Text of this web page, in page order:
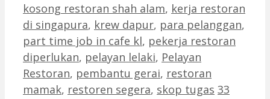
kosong restoran shah alam, kerja restoran
di singapura, krew dapur, para pelanggan,
part time job in cafe kl, pekerja restoran
diperlukan, pelayan lelaki, Pelayan
Restoran, pembantu gerai, restoran
mamak, restoren segera, skop tugas 33